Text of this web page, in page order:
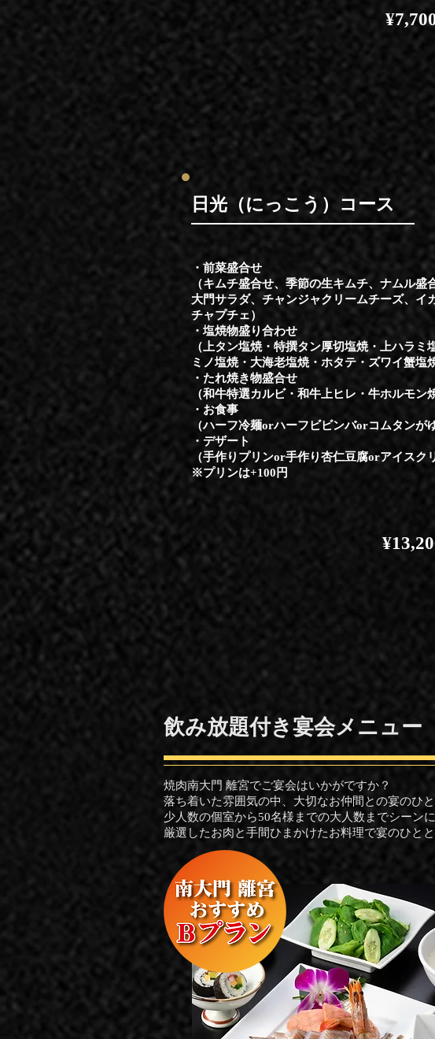
​日光（にっこう）コース
・前菜盛合せ
（キムチ盛合せ、季節の生キムチ、ナムル盛
大門サラダ、チャンジャクリームチーズ、イ
チャプチェ）
・塩焼物盛り合わせ
（上タン塩焼・特撰タン厚切塩焼・上ハラミ
ミノ塩焼・大海老塩焼・ホタテ・ズワイ蟹塩
・たれ焼き物盛合せ
（和牛特選カルビ・和牛上ヒレ・牛ホルモン
・お食事
（ハーフ冷麺orハーフビビンバorコムタンが
​・デザート
（手作りプリンor手作り杏仁豆腐orアイスク
​※プリンは+100円
​飲み放題付き宴会メニュー
焼肉南大門 離宮でご宴会はいかがですか？
落ち着いた雰囲気の中、大切なお仲間との宴のひと
少人数の個室から50名様までの大人数までシーン
厳選したお肉と手間ひまかけたお料理で宴のひと